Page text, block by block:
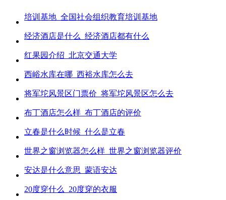
培训基地_全国社会组织教育培训基地
经济酒店是什么_经济酒店都有什么
红果园介绍_北京交通大学
西峪水库在哪_西裕水库怎么去
将军坨风景区门票价_将军坨风景区怎么去
布丁酒店怎么样_布丁酒店的评价
立春是什么时候_什么是立春
世界之窗浏览器怎么样_世界之窗浏览器评价
安达是什么意思_蒙语安达
20度穿什么_20度穿的衣服